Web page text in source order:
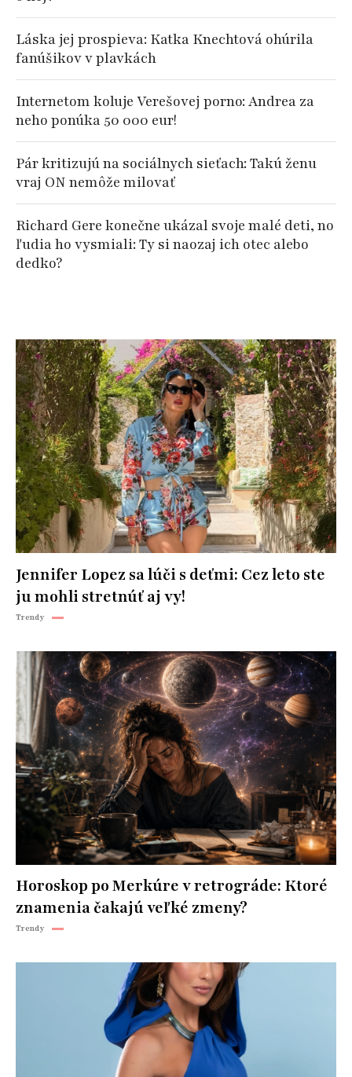
Láska jej prospieva: Katka Knechtová ohúrila
fanúšikov v plavkách
Internetom koluje Verešovej porno: Andrea za
neho ponúka 50 000 eur!
Pár kritizujú na sociálnych sieťach: Takú ženu
vraj ON nemôže milovať
Richard Gere konečne ukázal svoje malé deti, no
ľudia ho vysmiali: Ty si naozaj ich otec alebo
dedko?
Jennifer Lopez sa lúči s deťmi: Cez leto ste
ju mohli stretnúť aj vy!
Trendy
Horoskop po Merkúre v retrográde: Ktoré
znamenia čakajú veľké zmeny?
Trendy